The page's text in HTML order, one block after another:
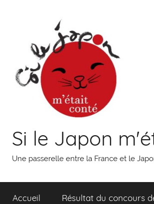
Si le Japon
Une passerelle entre la France et le
Accueil Résultat du concours